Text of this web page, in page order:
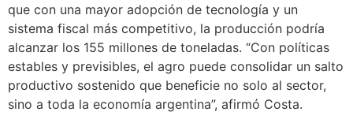
que con una mayor adopción de tecnología y un
sistema fiscal más competitivo, la producción podría
alcanzar los 155 millones de toneladas. “Con políticas
estables y previsibles, el agro puede consolidar un salto
productivo sostenido que beneficie no solo al sector,
sino a toda la economía argentina”, afirmó Costa.